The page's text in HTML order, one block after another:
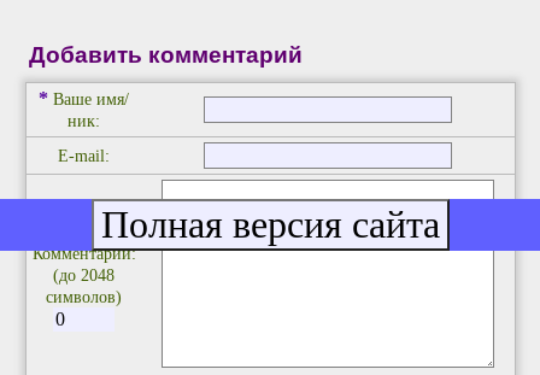
Добавить комментарий
* Ваше имя/
ник:
E-mail:
Комментарий:
(до 2048
символов)